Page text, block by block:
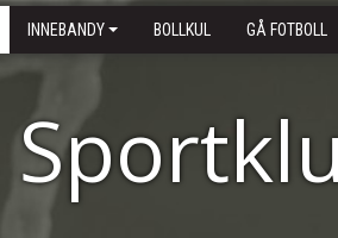
INNEBANDY BOLLKUL GÅ FOTBOLL